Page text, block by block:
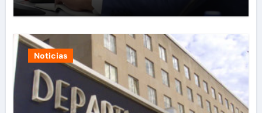
Noticias